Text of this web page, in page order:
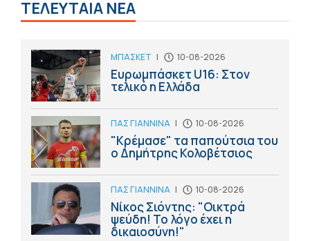
ΤΕΛΕΥΤΑΙΑ ΝΕΑ
ΜΠΑΣΚΕΤ | 10-08-2026
Ευρωμπάσκετ U16: Στον
τελικό η Ελλάδα
ΠΑΣ ΓΙΑΝΝΙΝΑ | 10-08-2026
"Κρέμασε" τα παπούτσια του
ο Δημήτρης Κολοβέτσιος
ΠΑΣ ΓΙΑΝΝΙΝΑ | 10-08-2026
Νίκος Σιόντης: "Οικτρά
ψεύδη! Το λόγο έχει η
δικαιοσύνη!"